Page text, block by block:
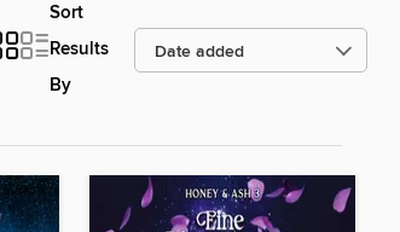
Sort
Results
By